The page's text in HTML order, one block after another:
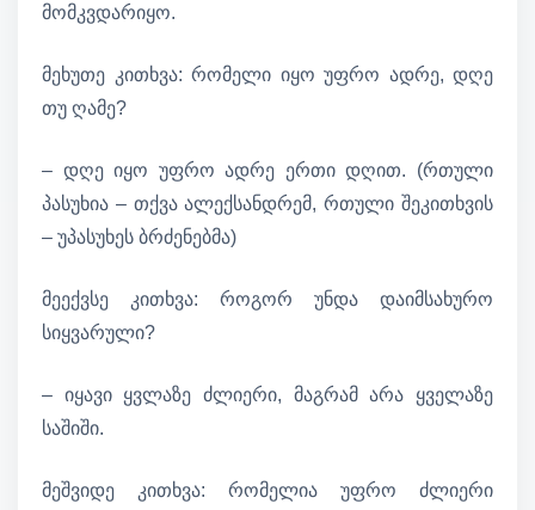
მომკვდარიყო.
მეხუთე კითხვა: რომელი იყო უფრო ადრე, დღე
თუ ღამე?
– დღე იყო უფრო ადრე ერთი დღით. (რთული
პასუხია – თქვა ალექსანდრემ, რთული შეკითხვის
– უპასუხეს ბრძენებმა)
მეექვსე კითხვა: როგორ უნდა დაიმსახურო
სიყვარული?
– იყავი ყვლაზე ძლიერი, მაგრამ არა ყველაზე
საშიში.
მეშვიდე კითხვა: რომელია უფრო ძლიერი